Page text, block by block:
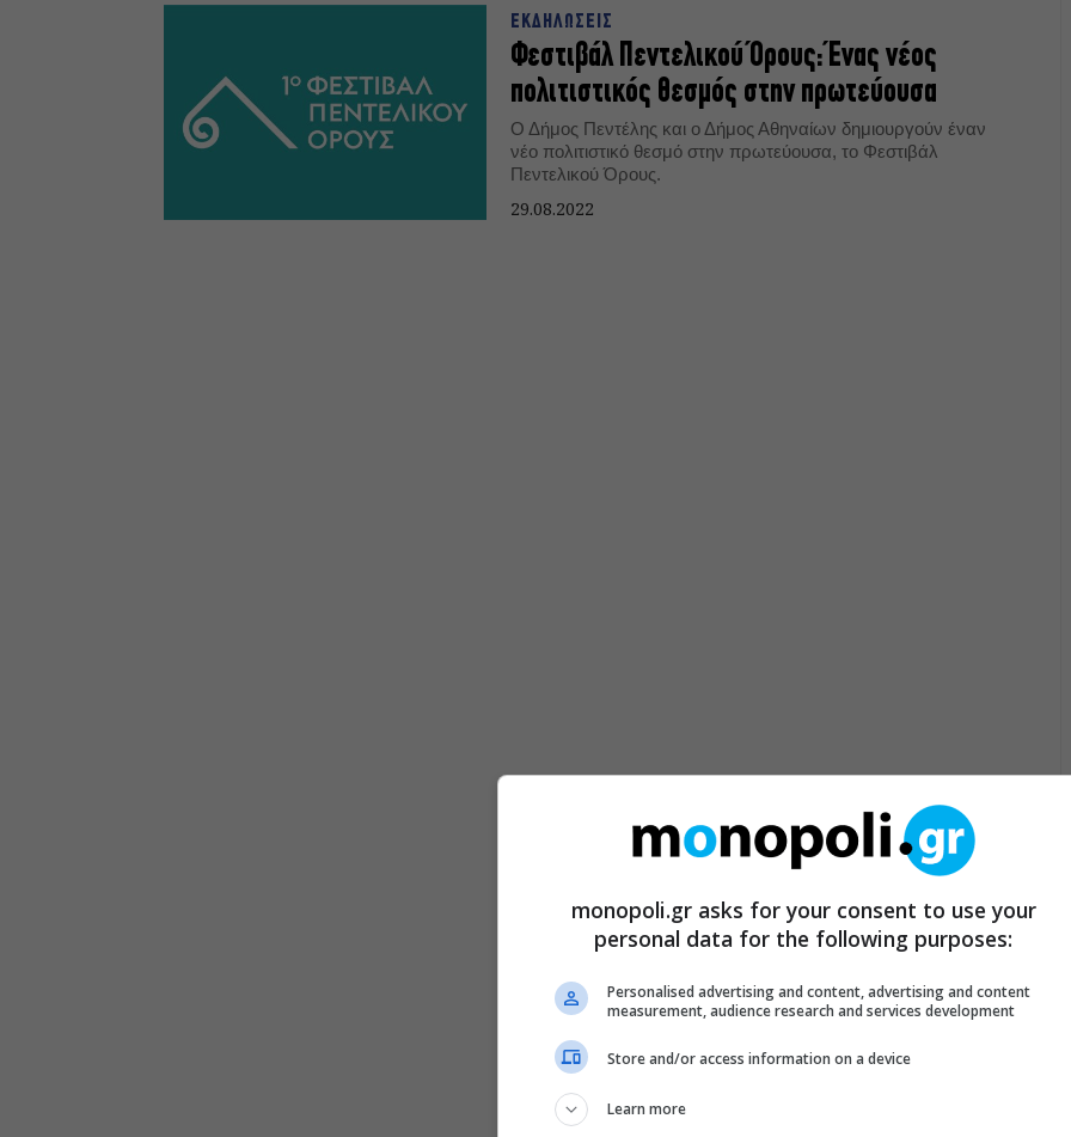
ΕΚΔΗΛΩΣΕΙΣ
Φεστιβάλ Πεντελικού Όρους: Ένας νέος
πολιτιστικός θεσμός στην πρωτεύουσα
Ο Δήμος Πεντέλης και ο Δήμος Αθηναίων δημιουργούν έναν
νέο πολιτιστικό θεσμό στην πρωτεύουσα, το Φεστιβάλ
Πεντελικού Όρους.
29.08.2022
monopoli.gr asks for your consent to use your
personal data for the following purposes:
Personalised advertising and content, advertising and content
measurement, audience research and services development
Store and/or access information on a device
Learn more